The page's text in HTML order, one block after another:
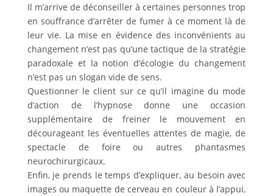
Il m’arrive de déconseiller à certaines personnes trop
en souffrance d’arrêter de fumer à ce moment là de
leur vie. La mise en évidence des inconvénients au
changement n’est pas qu’une tactique de la stratégie
paradoxale et la notion d’écologie du changement
n’est pas un slogan vide de sens.
Questionner le client sur ce qu’il imagine du mode
d’action de l’hypnose donne une occasion
supplémentaire de freiner le mouvement en
décourageant les éventuelles attentes de magie, de
spectacle de foire ou autres phantasmes
neurochirurgicaux.
Enfin, je prends le temps d’expliquer, au besoin avec
images ou maquette de cerveau en couleur à l’appui,